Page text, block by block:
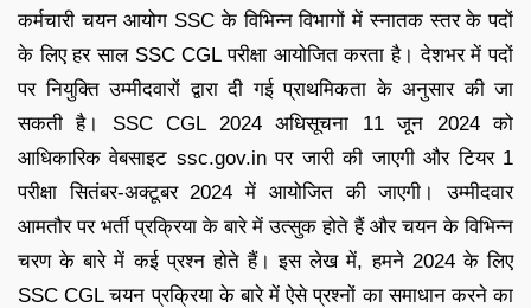
कर्मचारी चयन आयोग SSC के विभिन्न विभागों में स्नातक स्तर के पदों
के लिए हर साल SSC CGL परीक्षा आयोजित करता है। देशभर में पदों
पर नियुक्ति उम्मीदवारों द्वारा दी गई प्राथमिकता के अनुसार की जा
सकती है। SSC CGL 2024 अधिसूचना 11 जून 2024 को
आधिकारिक वेबसाइट ssc.gov.in पर जारी की जाएगी और टियर 1
परीक्षा सितंबर-अक्टूबर 2024 में आयोजित की जाएगी। उम्मीदवार
आमतौर पर भर्ती प्रक्रिया के बारे में उत्सुक होते हैं और चयन के विभिन्न
चरण के बारे में कई प्रश्न होते हैं। इस लेख में, हमने 2024 के लिए
SSC CGL चयन प्रक्रिया के बारे में ऐसे प्रश्नों का समाधान करने का